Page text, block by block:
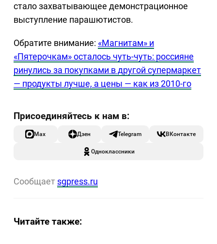
стало захватывающее демонстрационное
выступление парашютистов.
Обратите внимание: «Магнитам» и
«Пятерочкам» осталось чуть-чуть: россияне
ринулись за покупками в другой супермаркет
— продукты лучше, а цены — как из 2010-го
Max Дзен Telegram ВКонтакте
Одноклассники
Сообщает sgpress.ru
Читайте также: